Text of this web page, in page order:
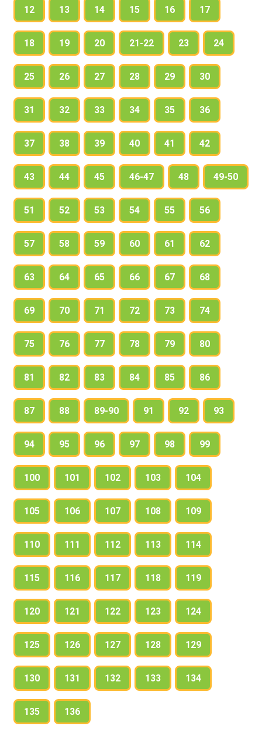
12 13 14 15 16 17
18 19 20 21-22 23 24
25 26 27 28 29 30
31 32 33 34 35 36
37 38 39 40 41 42
43 44 45 46-47 48 49-50
51 52 53 54 55 56
57 58 59 60 61 62
63 64 65 66 67 68
69 70 71 72 73 74
75 76 77 78 79 80
81 82 83 84 85 86
87 88 89-90 91 92 93
94 95 96 97 98 99
100 101 102 103 104
105 106 107 108 109
110 111 112 113 114
115 116 117 118 119
120 121 122 123 124
125 126 127 128 129
130 131 132 133 134
135 136